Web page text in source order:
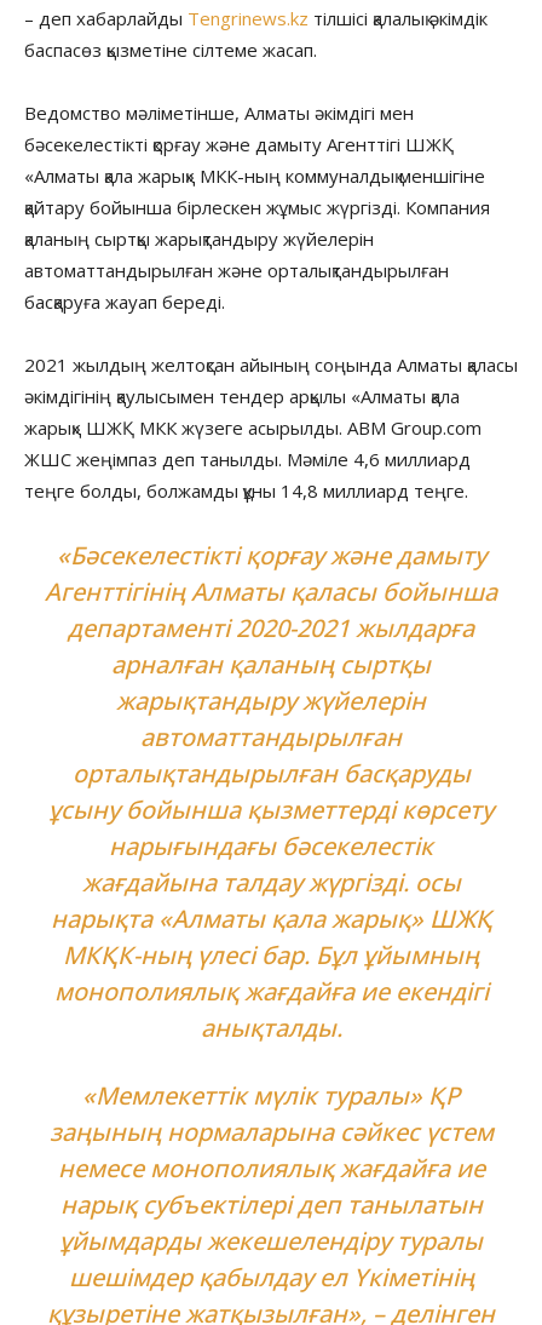
– деп хабарлайды Tengrinews.kz тілшісі қалалық әкімдік
баспасөз қызметіне сілтеме жасап.
Ведомство мәліметінше, Алматы әкімдігі мен
бәсекелестікті қорғау және дамыту Агенттігі ШЖҚ
«Алматы қала жарық» МКК-ның коммуналдық меншігіне
қайтару бойынша бірлескен жұмыс жүргізді. Компания
қаланың сыртқы жарықтандыру жүйелерін
автоматтандырылған және орталықтандырылған
басқаруға жауап береді.
2021 жылдың желтоқсан айының соңында Алматы қаласы
әкімдігінің қаулысымен тендер арқылы «Алматы қала
жарық» ШЖҚ МКК жүзеге асырылды. ABM Group.com
ЖШС жеңімпаз деп танылды. Мәміле 4,6 миллиард
теңге болды, болжамды құны 14,8 миллиард теңге.
«Бәсекелестікті қорғау және дамыту
Агенттігінің Алматы қаласы бойынша
департаменті 2020-2021 жылдарға
арналған қаланың сыртқы
жарықтандыру жүйелерін
автоматтандырылған
орталықтандырылған басқаруды
ұсыну бойынша қызметтерді көрсету
нарығындағы бәсекелестік
жағдайына талдау жүргізді. осы
нарықта «Алматы қала жарық» ШЖҚ
МКҚК-ның үлесі бар. Бұл ұйымның
монополиялық жағдайға ие екендігі
анықталды.
«Мемлекеттік мүлік туралы» ҚР
заңының нормаларына сәйкес үстем
немесе монополиялық жағдайға ие
нарық субъектілері деп танылатын
ұйымдарды жекешелендіру туралы
шешімдер қабылдау ел Үкіметінің
құзыретіне жатқызылған», – делінген